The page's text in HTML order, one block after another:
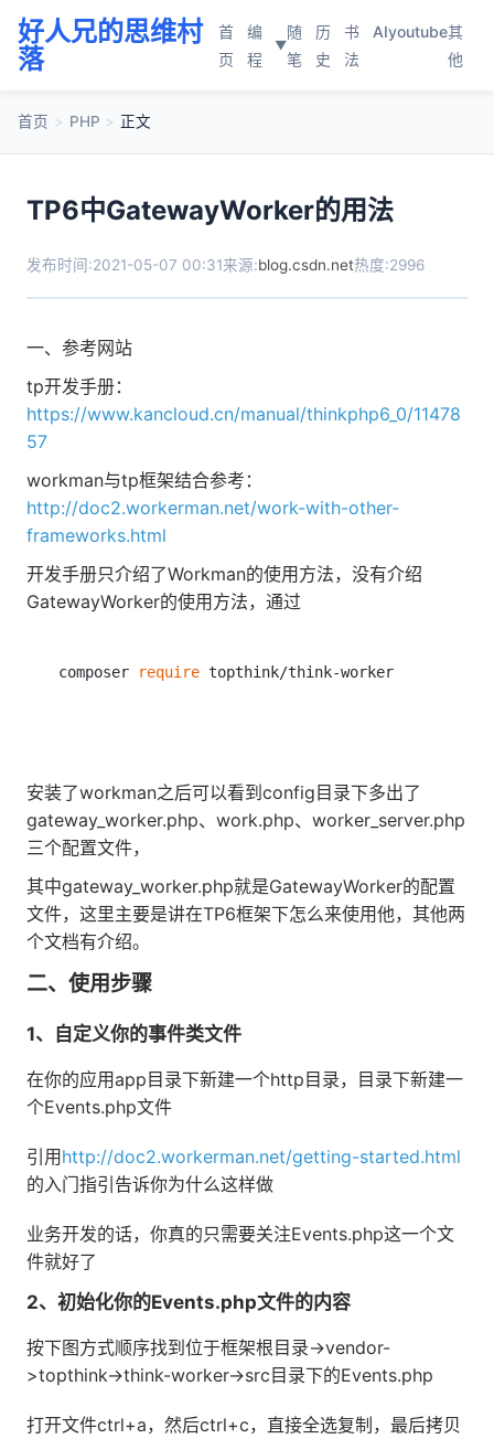
好人兄的思维村
落
首
页
编
程
▼
随
笔
历
史
书
法
AIyoutube其
他
首页 > PHP > 正文
TP6中GatewayWorker的用法
发布时间:2021-05-07 00:31来源:blog.csdn.net热度:2996
一、参考网站
tp开发手册：
https://www.kancloud.cn/manual/thinkphp6_0/11478
57
workman与tp框架结合参考：
http://doc2.workerman.net/work-with-other-
frameworks.html
开发手册只介绍了Workman的使用方法，没有介绍
GatewayWorker的使用方法，通过
composer require topthink/think-worker
安装了workman之后可以看到config目录下多出了
gateway_worker.php、work.php、worker_server.php
三个配置文件，
其中gateway_worker.php就是GatewayWorker的配置
文件，这里主要是讲在TP6框架下怎么来使用他，其他两
个文档有介绍。
二、使用步骤
1、自定义你的事件类文件
在你的应用app目录下新建一个http目录，目录下新建一
个Events.php文件
引用http://doc2.workerman.net/getting-started.html
的入门指引告诉你为什么这样做
业务开发的话，你真的只需要关注Events.php这一个文
件就好了
2、初始化你的Events.php文件的内容
按下图方式顺序找到位于框架根目录->vendor-
>topthink->think-worker->src目录下的Events.php
打开文件ctrl+a，然后ctrl+c，直接全选复制，最后拷贝